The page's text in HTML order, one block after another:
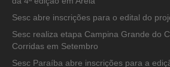
Sesc abre inscrições para o edital do
Sesc realiza etapa Campina Grande do
Corridas em Setembro
Sesc Paraíba abre inscrições para a